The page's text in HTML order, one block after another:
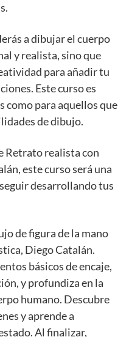
a dibujar el cuerpo
y realista, sino que
para añadir tu
Este curso es
para aquellos que
de dibujo.
Retrato realista con
este curso será una
desarrollando tus
de figura de la mano
Diego Catalán.
básicos de encaje,
y profundiza en la
humano. Descubre
y aprende a
Al finalizar,